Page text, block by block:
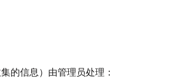
的信息）由管理员处理：